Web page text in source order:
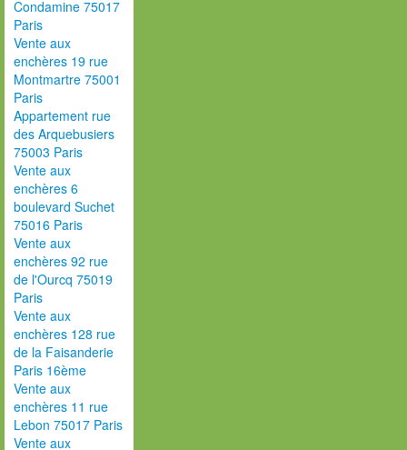
Condamine 75017
Paris
Vente aux
enchères 19 rue
Montmartre 75001
Paris
Appartement rue
des Arquebusiers
75003 Paris
Vente aux
enchères 6
boulevard Suchet
75016 Paris
Vente aux
enchères 92 rue
de l'Ourcq 75019
Paris
Vente aux
enchères 128 rue
de la Faisanderie
Paris 16ème
Vente aux
enchères 11 rue
Lebon 75017 Paris
Vente aux